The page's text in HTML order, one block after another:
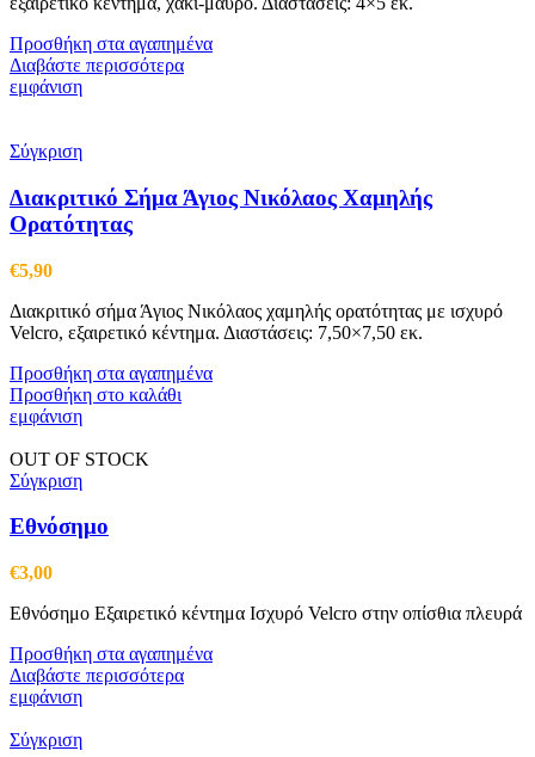
Προσθήκη στα αγαπημένα
Διαβάστε περισσότερα
εμφάνιση
Σύγκριση
Διακριτικό Σήμα Άγιος Νικόλαος Χαμηλής
Ορατότητας
€5,90
Διακριτικό σήμα Άγιος Νικόλαος χαμηλής ορατότητας με ισχυρό
Velcro, εξαιρετικό κέντημα. Διαστάσεις: 7,50×7,50 εκ.
Προσθήκη στα αγαπημένα
Προσθήκη στο καλάθι
εμφάνιση
OUT OF STOCK
Σύγκριση
Εθνόσημο
€3,00
Εθνόσημο Εξαιρετικό κέντημα Ισχυρό Velcro στην οπίσθια πλευρά
Προσθήκη στα αγαπημένα
Διαβάστε περισσότερα
εμφάνιση
Σύγκριση